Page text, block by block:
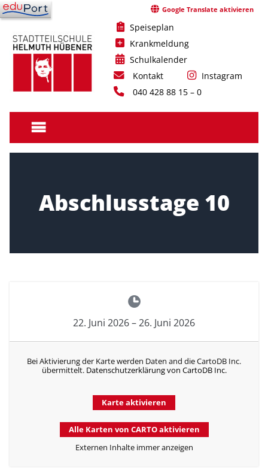
Skip
to
content
Helmuth
Hübener
Google Translate aktivieren
Speiseplan
Krankmeldung
Schulkalender
Kontakt
Instagram
040 428 88 15 – 0
Abschlusstage 10
22. Juni 2026–26. Juni 2026
Bei Aktivierung der Karte werden Daten and die CartoDB Inc.
übermittelt. Datenschutzerklärung von CartoDB Inc.
Karte aktivieren
Alle Karten von CARTO aktivieren
Externen Inhalte immer anzeigen